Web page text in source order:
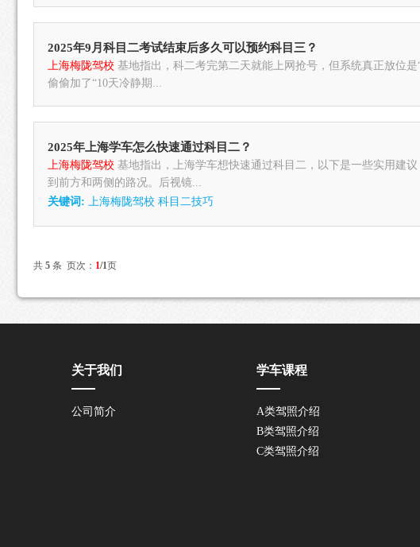
2025年9月科目二考试结束后多久可以预约科目三？
上海梅陇驾校基地指出，科二考完第二天就能上网抢号，但系统真正放位
偷偷加了“10天冷静期...
2025年上海学车怎么快速通过科目二？
上海梅陇驾校基地指出，上海学车想快速通过科目二，以下是一些实用建
到前方和两侧的路况。后视镜...
关键词: 上海梅陇驾校 科目二技巧
共 5条 页次： 1/1页
关于我们
公司简介
学车课程
A类驾照介绍
B类驾照介绍
C类驾照介绍